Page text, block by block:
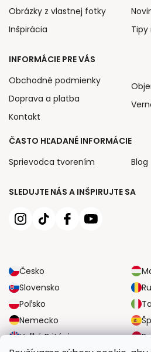
SLEDUJTE NÁS A INŠPIRUJTE SA
Česko
Slovensko
Poľsko
Nemecko
Veľká Británia
Obrázky z vlastnej fotky
Inšpirácia
Tipy
INFORMÁCIE PRE VÁS
Obchodné podmienky
Doprava a platba
Kontakt
ČASTO HĽADANÉ INFORMÁCIE
Sprievodca tvorením
Blog